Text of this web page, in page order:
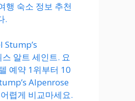
숙소 정보 추천
.
Stump’s
알트 세인트. 요
예약 1위부터 10
Alpenrose
렵게 비교마세요.